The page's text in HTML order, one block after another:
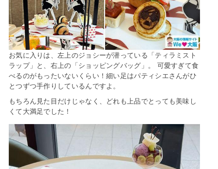
お気に入りは、左上のジョシーが潜っている「ティラミスト
ラップ」と、右上の「ショッピングバッグ」。 可愛すぎて食
べるのがもったいないくらい！細い足はパティシエさんがひ
とつずつ手作りしているんですよ。
もちろん見た目だけじゃなく、どれも上品でとっても美味し
くて大満足でした！